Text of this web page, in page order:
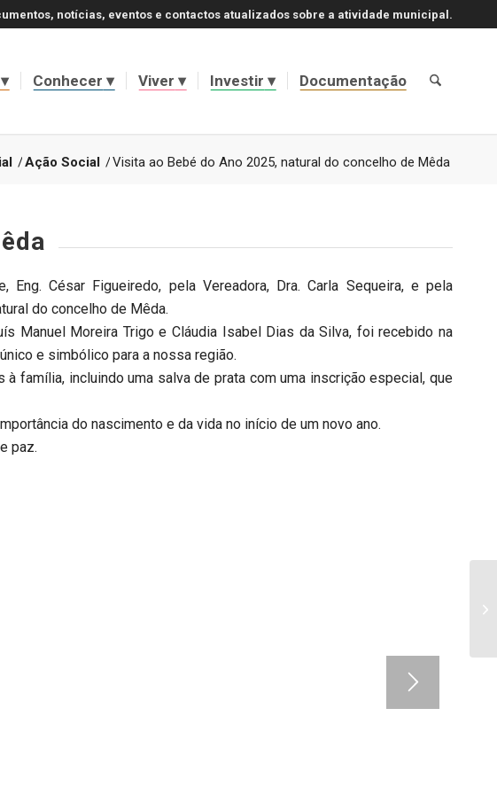
notícias, eventos e contactos atualizados sobre a atividade municipal.
Conhecer Viver Investir Documentação
/Ação Social /Visita ao Bebé do Ano 2025, natural do concelho de Mêda
César Figueiredo, pela Vereadora, Dra. Carla Sequeira, e pela
do concelho de Mêda.
Manuel Moreira Trigo e Cláudia Isabel Dias da Silva, foi recebido na
e simbólico para a nossa região.
família, incluindo uma salva de prata com uma inscrição especial, que
do nascimento e da vida no início de um novo ano.
paz.